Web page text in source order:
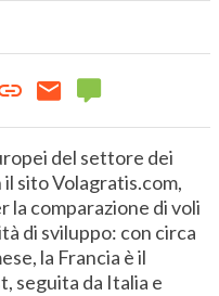
del settore dei
sito Volagratis.com,
la comparazione di voli
di sviluppo: con circa
la Francia è il
seguita da Italia e